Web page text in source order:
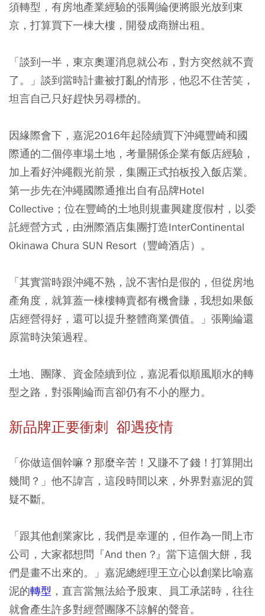
須轉型，有房地產業經驗的張剛綸便將眼光放到東
京，打算買下一棟大樓，開發成商辦出租。
「談到一半，東京奧運消息就公布，對方突然就不賣
了。」談到當時計畫被打亂的情形，他忍不住苦笑，
坦言自己只好趕快另尋標的。
因緣際會下，嘉泥2016年起陸續買下沖繩豐崎和國
際通的二個停車場土地，考量關係企業有飯店經驗，
加上看好沖繩觀光前景，集團正式拍板投入飯店業。
第一步先在沖繩國際通推出自有品牌Hotel
Collective；位在豐崎的土地則規畫興建度假村，以委
託經營方式，由洲際酒店集團打造InterContinental
Okinawa Chura SUN Resort（豐崎酒店）。
「其實當時跟沖繩不熟，說不害怕是假的，但從房地
產角度，就算蓋一棟樓轉賣都有機會賺，我想如果飯
店經營得好，還可以提升整體商業價值。」張剛綸還
原當時決策過程。
土地、團隊、資金陸續到位，嘉泥看似順風順水的轉
型之路，對張剛綸而言卻仍有不小的壓力。
新品牌正要衝刺 卻遇疫情
「你做這個幹嘛？那麼辛苦！又賺不了錢！打算開出
幾間？」他不諱言，這段時間以來，外界對嘉泥的質
疑不斷。
「跟其他創業家比，我們是幸運的，但作為一間上市
公司，大家都想問『And then ?』當下這個大餅，我
們是畫不出來的。」嘉泥總經理王立心以創業比喻嘉
泥的轉型 ，直言當無法給予股東、員工承諾時，往往
就會產生許多對經營團隊不諒解的聲音。